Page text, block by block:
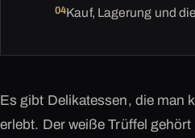
Kauf, Lagerung und
Es gibt Delikatessen, die man
erlebt. Der weiße Trüffel